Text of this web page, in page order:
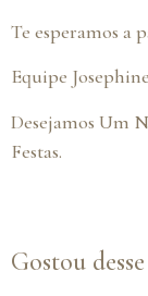
Te esperamos a
Equipe
Desejamos Um
Festas.
Gostou